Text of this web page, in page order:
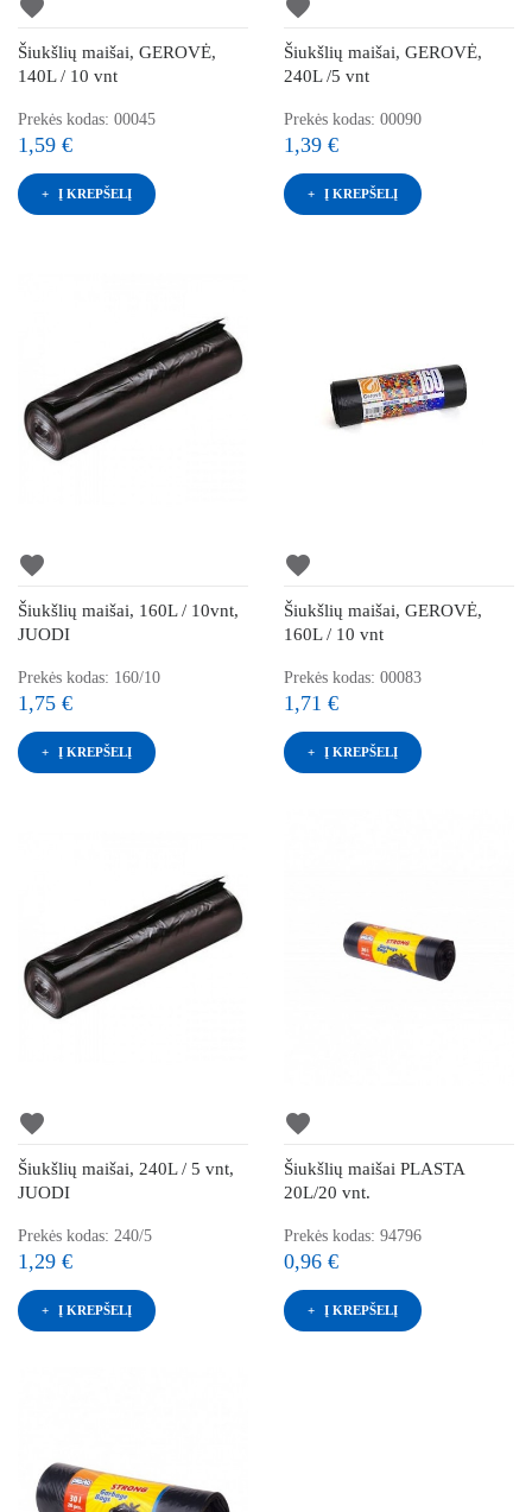
favorite
Šiukšlių maišai, GEROVĖ,
140L / 10 vnt
Prekės kodas: 00045
1,59 €
Į KREPŠELĮ
favorite
Šiukšlių maišai, GEROVĖ,
240L /5 vnt
Prekės kodas: 00090
1,39 €
Į KREPŠELĮ
favorite
Šiukšlių maišai, 160L / 10vnt,
JUODI
Prekės kodas: 160/10
1,75 €
Į KREPŠELĮ
favorite
Šiukšlių maišai, GEROVĖ,
160L / 10 vnt
Prekės kodas: 00083
1,71 €
Į KREPŠELĮ
favorite
Šiukšlių maišai, 240L / 5 vnt,
JUODI
Prekės kodas: 240/5
1,29 €
Į KREPŠELĮ
favorite
Šiukšlių maišai PLASTA
20L/20 vnt.
Prekės kodas: 94796
0,96 €
Į KREPŠELĮ